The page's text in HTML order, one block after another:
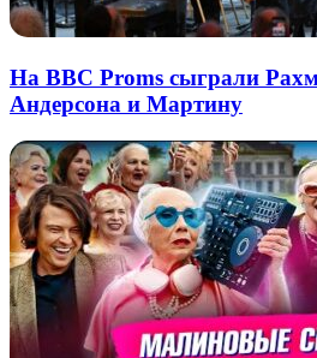
На BBC Proms сыграли
Андерсона и Мартину